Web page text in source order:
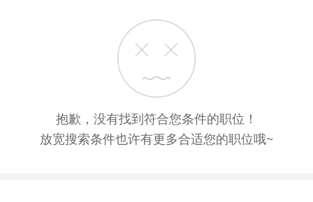
抱歉，没有找到符合您条件的职位！
放宽搜索条件也许有更多合适您的职位哦~